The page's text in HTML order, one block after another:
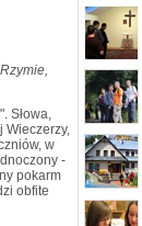
Słowa,
Wieczerzy,
w
-
pokarm
obfite